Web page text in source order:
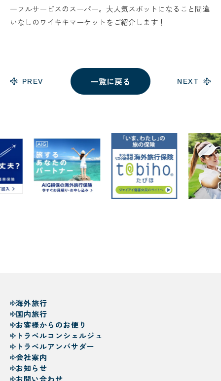
一フルサービスのスーパー。大人気スポットになること間違
いなしのワイキキマーケットをご紹介します！
PREV 一覧に戻る NEXT
海外旅行
国内旅行
お客様からのお便り
トラベルコンシェルジュ
トラベルアンバサダー
会社案内
お知らせ